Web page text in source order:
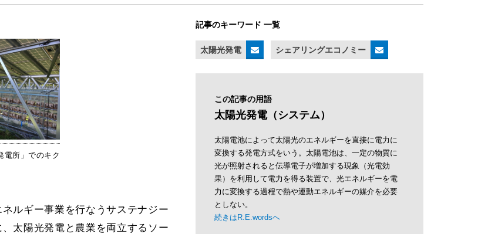
電所」でのキク
ルギー事業を行なうサステナジー
太陽光発電と農業を両立するソー
記事のキーワード 一覧
太陽光発電 シェアリングエコノミー
この記事の用語
太陽光発電（システム）
太陽電池によって太陽光のエネルギーを直接に電力に
変換する発電方式をいう。太陽電池は、一定の物質に
光が照射されると伝導電子が増加する現象（光電効
果）を利用して電力を得る装置で、光エネルギーを電
力に変換する過程で熱や運動エネルギーの媒介を必要
としない。
続きはR.E.wordsへ